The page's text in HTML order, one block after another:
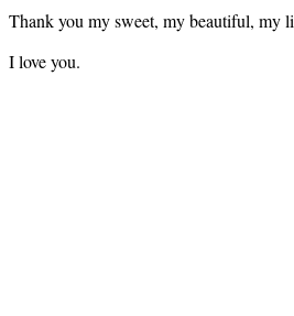
Thank you my sweet, my beautiful, my
I love you.